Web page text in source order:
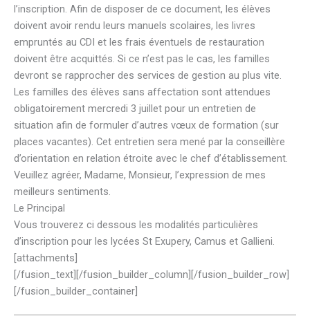
l’inscription. Afin de disposer de ce document, les élèves
doivent avoir rendu leurs manuels scolaires, les livres
empruntés au CDI et les frais éventuels de restauration
doivent être acquittés. Si ce n’est pas le cas, les familles
devront se rapprocher des services de gestion au plus vite.
Les familles des élèves sans affectation sont attendues
obligatoirement mercredi 3 juillet pour un entretien de
situation afin de formuler d’autres vœux de formation (sur
places vacantes). Cet entretien sera mené par la conseillère
d’orientation en relation étroite avec le chef d’établissement.
Veuillez agréer, Madame, Monsieur, l’expression de mes
meilleurs sentiments.
Le Principal
Vous trouverez ci dessous les modalités particulières
d’inscription pour les lycées St Exupery, Camus et Gallieni.
[attachments]
[/fusion_text][/fusion_builder_column][/fusion_builder_row]
[/fusion_builder_container]